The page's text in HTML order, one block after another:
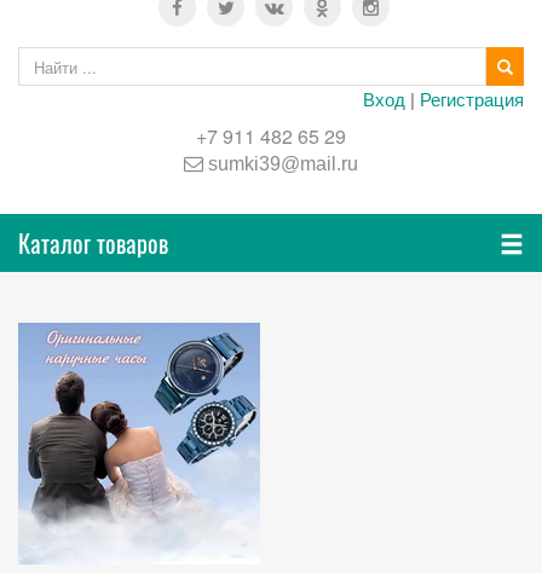
Вход | Регистрация
+7 911 482 65 29
sumki39@mail.ru
Каталог товаров